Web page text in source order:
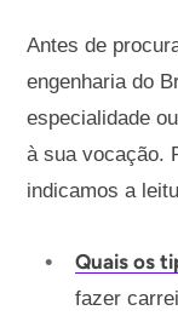
Antes de
engenharia do
especialidade
à sua vocação.
indicamos a
Quais os
fazer